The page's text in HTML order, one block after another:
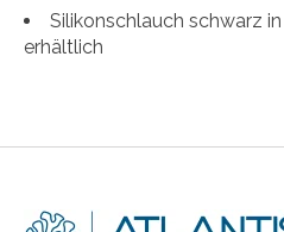
Silikonschlauch schwarz
erhältlich